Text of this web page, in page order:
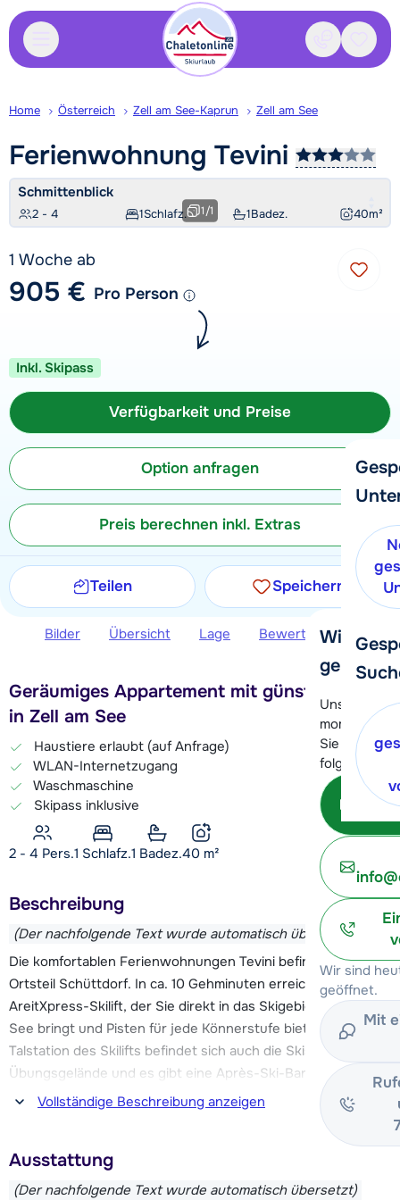
Kontakt
Wir
gerne
Unser
momentan
Sie können
folgenden
Wir sind
geöffnet.
Mit
Home Österreich Zell am See-Kaprun Zell am See
Ferienwohnung Tevini
Schmittenblick
2 - 4 1Schlafz. 1Badez. 40m²
1/1
1 Woche ab
905 € Pro Person
Inkl. Skipass
Verfügbarkeit und Preise
Option anfragen
Preis berechnen inkl. Extras
Teilen Speichern
Bilder Übersicht Lage Bewertungen
Geräumiges Appartement mit günstiger Lage
in Zell am See
Haustiere erlaubt (auf Anfrage)
WLAN-Internetzugang
Waschmaschine
Skipass inklusive
2 - 4 Pers.1 Schlafz.1 Badez.40 m²
Beschreibung
(Der nachfolgende Text wurde automatisch übersetzt)
Die komfortablen Ferienwohnungen Tevini befinden sich im
Ortsteil Schüttdorf. In ca. 10 Gehminuten erreichen Sie den
AreitXpress-Skilift, der Sie direkt in das Skigebiet Zell am
See bringt und Pisten für jede Könnerstufe bietet. An der
Talstation des Skilifts befindet sich auch die Skischule mit
Übungsgelände und es gibt eine Après-Ski-Bar. Ein
Skiverleih ist ebenfalls in unmittelbarer Nähe. Die Haltestelle
In der Nähe der Wohnung Tevini, im Stadtteil Schüttdorf,
Vollständige Beschreibung anzeigen
Ausstattung
(Der nachfolgende Text wurde automatisch übersetzt)